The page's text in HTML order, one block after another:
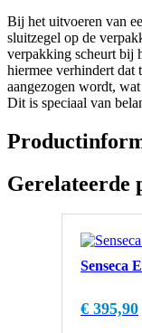
Bij het uitvoeren van
sluitzegel op de
verpakking scheurt bij
hiermee verhindert dat
aangezogen wordt,
Dit is speciaal van
Gerelateerde
Senseca
€ 395,90